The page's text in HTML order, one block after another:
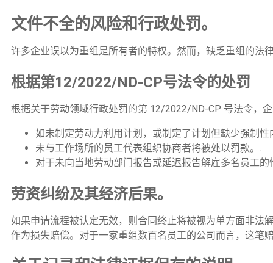
文件不全的风险和行政处罚。
许多企业误以为重组是所有者的特权。然而，缺乏重组的法
根据第12/2022/ND-CP号法令的处罚
根据关于劳动领域行政处罚的第 12/2022/ND-CP 号法令，
如未制定劳动力利用计划，或制定了计划但缺少强制
未与工作场所的员工代表组织协商者将被处以罚款。.
对于未向当地劳动部门报告或延迟报告解雇多名员工的
劳资纠纷及其经济后果。
如果申请流程被认定无效，则合同终止将被视为单方面非法
作为损失赔偿。对于一家重组数百名员工的公司而言，这笔